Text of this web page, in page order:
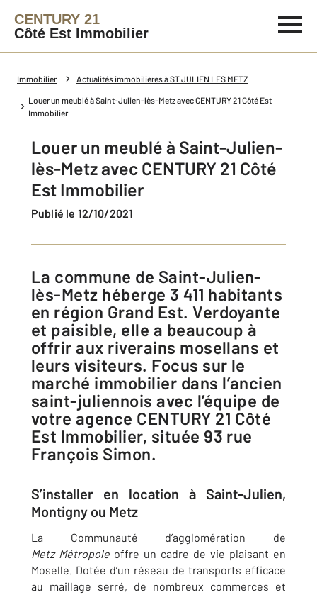
CENTURY 21
Côté Est Immobilier
Immobilier Actualités immobilières à ST JULIEN LES METZ
Louer un meublé à Saint-Julien-lès-Metz avec CENTURY 21 Côté Est
Immobilier
Louer un meublé à Saint-Julien-
lès-Metz avec CENTURY 21 Côté
Est Immobilier
Publié le 12/10/2021
La commune de Saint-Julien-
lès-Metz héberge 3 411 habitants
en région Grand Est. Verdoyante
et paisible, elle a beaucoup à
offrir aux riverains mosellans et
leurs visiteurs. Focus sur le
marché immobilier dans l’ancien
saint-juliennois avec l’équipe de
votre agence CENTURY 21 Côté
Est Immobilier, située 93 rue
François Simon.
S’installer en location à Saint-Julien,
Montigny ou Metz
La Communauté d’agglomération de
Metz Métropole offre un cadre de vie plaisant en
Moselle. Dotée d’un réseau de transports efficace
au maillage serré, de nombreux commerces et